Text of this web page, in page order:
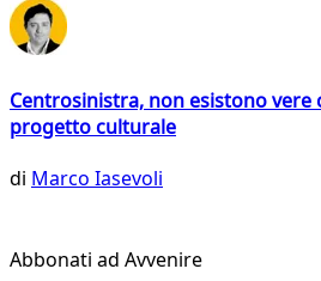
Centrosinistra, non esistono vere
progetto culturale
di Marco Iasevoli
Abbonati ad Avvenire